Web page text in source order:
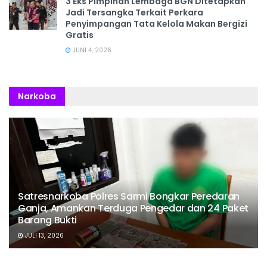
Jadi Tersangka Terkait Perkara
Penyimpangan Tata Kelola Makan Bergizi
Gratis
JUNI 4, 2026
Narkoba
Satresnarkoba Polres Sarmi Bongkar Peredaran
Ganja, Amankan Terduga Pengedar dan 24 Paket
Barang Bukti
JULI 13, 2026